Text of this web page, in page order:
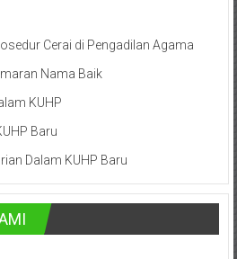
Cerai di Pengadilan Agama
Nama Baik
KUHP
Baru
Dalam KUHP Baru